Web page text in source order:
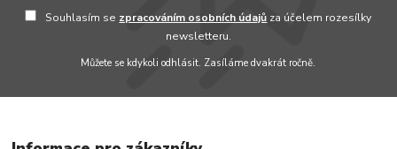
Souhlasím se zpracováním osobních údajů za účelem rozesílky
newsletteru.
Můžete se kdykoli odhlásit. Zasíláme dvakrát ročně.